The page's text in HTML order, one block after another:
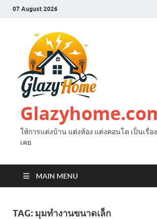
07 August 2026
ให้การแต่งบ้าน แต่งห้อง แต่งคอนโด เป็นเรื่อ
เคย
MAIN MENU
TAG: มุมทำงานขนาดเล็ก